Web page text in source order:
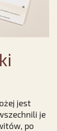
jest
je
po